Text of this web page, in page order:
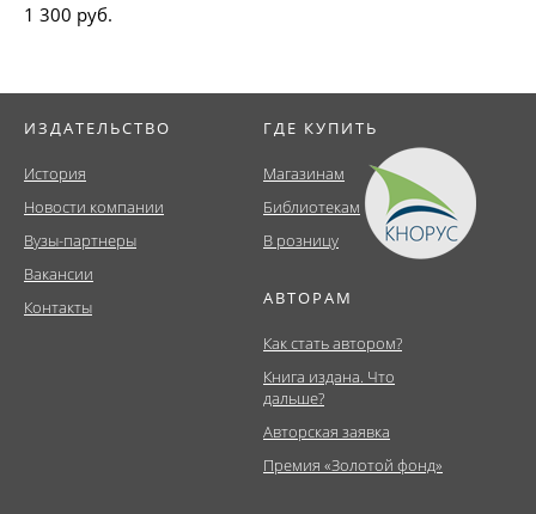
1 300 руб.
ИЗДАТЕЛЬСТВО
История
Новости компании
Вузы-партнеры
Вакансии
Контакты
ГДЕ КУПИТЬ
Магазинам
Библиотекам
В розницу
АВТОРАМ
Как стать автором?
Книга издана. Что
дальше?
Авторская заявка
Премия «Золотой фонд»